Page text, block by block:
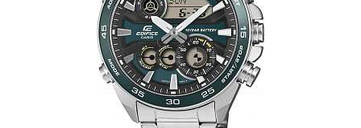
Edifice
ERA-130D-3A
i